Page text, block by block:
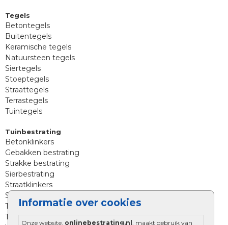
Informatie over cookies
Onze website, onlinebestrating.nl , maakt gebruik van
Tegels
Betontegels
Buitentegels
Keramische tegels
Natuursteen tegels
Siertegels
Stoeptegels
Straattegels
Terrastegels
Tuintegels
Tuinbestrating
Betonklinkers
Gebakken bestrating
Strakke bestrating
Sierbestrating
Straatklinkers
Straatstenen
Trommelstenen
Tuinstenen